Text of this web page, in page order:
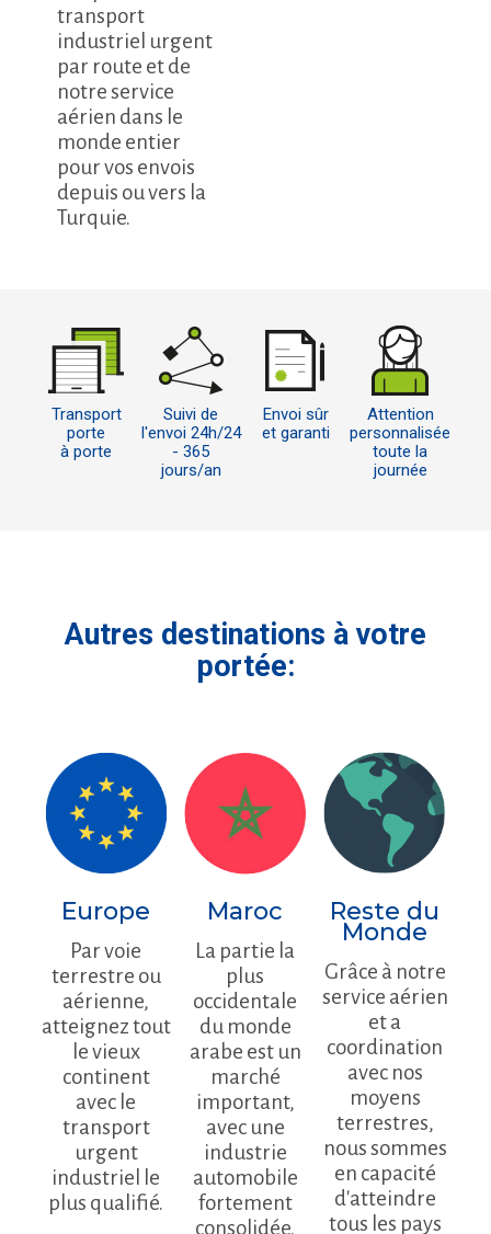
transport
industriel urgent
par route et de
notre service
aérien dans le
monde entier
pour vos envois
depuis ou vers la
Turquie.
Transport
porte
à porte
Suivi de
l'envoi 24h/24
- 365
jours/an
Envoi sûr
et garanti
Attention
personnalisée
toute la
journée
Autres destinations à votre
portée:
Europe
Par voie
terrestre ou
aérienne,
atteignez tout
le vieux
continent
avec le
transport
urgent
industriel le
plus qualifié.
Maroc
La partie la
plus
occidentale
du monde
arabe est un
marché
important,
avec une
industrie
automobile
fortement
consolidée.
Reste du
Monde
Grâce à notre
service aérien
et a
coordination
avec nos
moyens
terrestres,
nous sommes
en capacité
d'atteindre
tous les pays